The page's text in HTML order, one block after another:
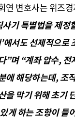
연 변호사는 위즈
기 특별법을 제정
에서도 선제적으로
”며 “계좌 압수, 전
에 해당하는데, 조
을 막기 위해 초기
게 하는 조항이 들